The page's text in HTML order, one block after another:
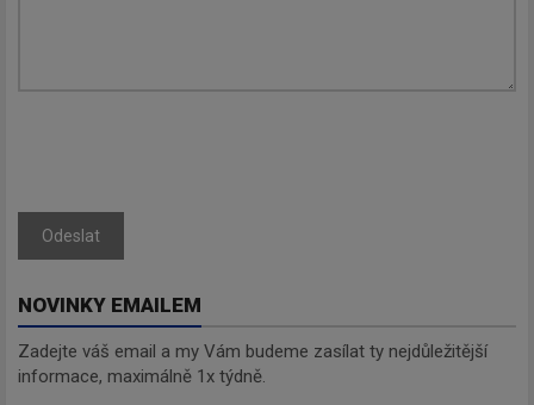
Odeslat
NOVINKY EMAILEM
Zadejte váš email a my Vám budeme zasílat ty nejdůležitější
informace, maximálně 1x týdně.